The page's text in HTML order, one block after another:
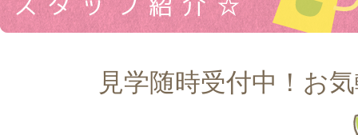
見学随時受付中！お